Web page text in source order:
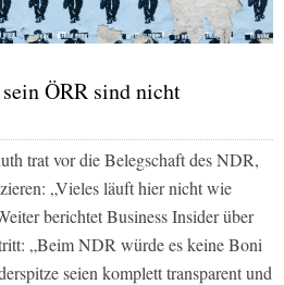
ÖRR sind nicht
trat vor die Belegschaft des NDR,
„Vieles läuft hier nicht wie
berichtetBusiness Insiderüber
„Beim NDR würde es keine Boni
seien komplett transparent und